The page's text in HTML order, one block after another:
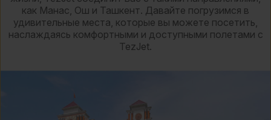
как Манас, Ош и Ташкент. Давайте погрузимся в
удивительные места, которые вы можете посетить,
наслаждаясь комфортными и доступными полетами с
TezJet.